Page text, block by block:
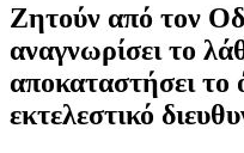
Ζητούν από τον
αναγνωρίσει το
αποκαταστήσει
εκτελεστικό